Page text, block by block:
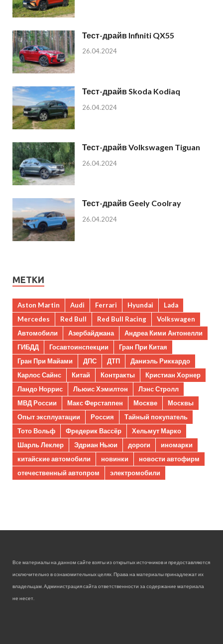
Тест-драйв Infiniti QX55
26.04.2024
Тест-драйв Skoda Kodiaq
26.04.2024
Тест-драйв Volkswagen Tiguan
26.04.2024
Тест-драйв Geely Coolray
26.04.2024
МЕТКИ
Aston Martin Audi Ferrari Hyundai
Lada
Mercedes
Red Bull Red Bull Racing
Volkswagen
Автомобили
Азербайджана
Андреа Кими Антонелли
ГИБДД
Госавтоинспекции
Гран При Китая
Гран При Майами
ДПС ДТП
Даниэль Риккардо
Карлос Сайнс
Китай Контракты
Кристиан Хорнер
Ландо Норрис
Льюис Хэмилтон
Лэнс Стролл
МВД России
Макс Ферстаппен Москве
Москвы
Опыт эксплуатации
Россия
Тайный покупатель
Тото Вольф
Фредерик Вассёр
Хельмут Марко
Шарль Леклер
Эдриан Ньюи дороги
иномарки
китайские автомобили
новинки
новости автофирм
отечественный автопром
электромобили
Все материалы на данном сайте взяты из открытых источников и предоставляются
исключительно в ознакомительных целях. Права на материалы принадлежат их
владельцам. Администрация сайта ответственности за содержание материала
не несет.